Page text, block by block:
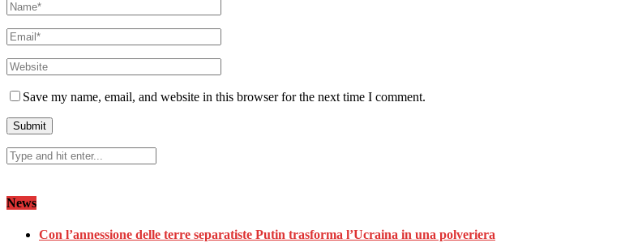
Save my name, email, and website in this browser for the next time I comment.
News
Con l’annessione delle terre separatiste Putin trasforma l’Ucraina in una polveriera